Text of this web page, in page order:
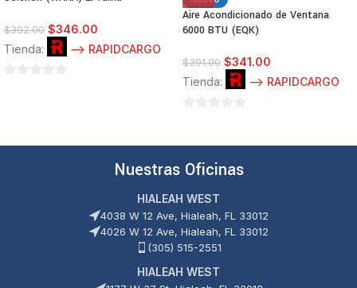
$392.00 $346.00
Tienda:
--> RAPIDCARGO
Aire Acondicionado de Ventana
6000 BTU (EQK)
$391.00 $341.00
Tienda:
--> RAPIDCARGO
Nuestras Oficinas
HIALEAH WEST
4038 W 12 Ave, Hialeah, FL 33012
4026 W 12 Ave, Hialeah, FL 33012
(305) 515-2551
HIALEAH WEST